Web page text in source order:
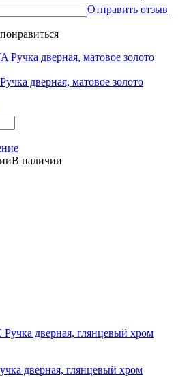
Отправить отзыв
дверная, матовое золото
В наличии
дверная, глянцевый хром